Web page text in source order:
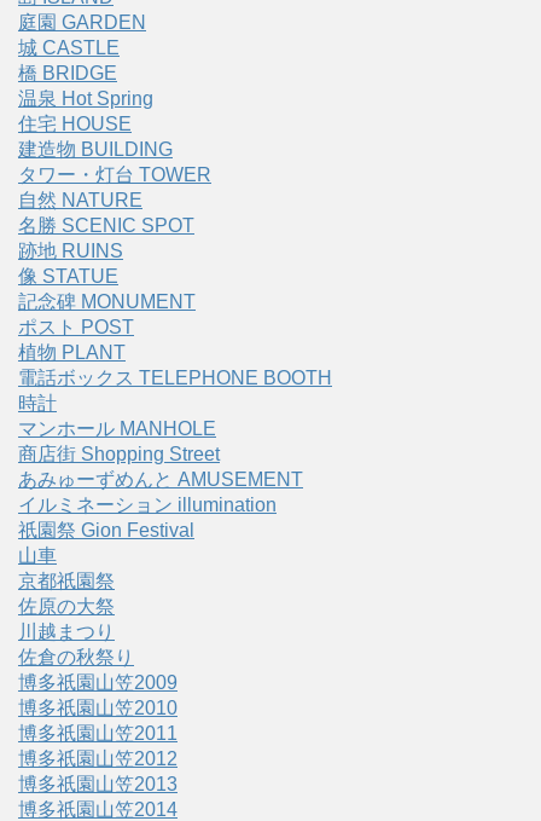
庭園 GARDEN
城 CASTLE
橋 BRIDGE
温泉 Hot Spring
住宅 HOUSE
建造物 BUILDING
タワー・灯台 TOWER
自然 NATURE
名勝 SCENIC SPOT
跡地 RUINS
像 STATUE
記念碑 MONUMENT
ポスト POST
植物 PLANT
電話ボックス TELEPHONE BOOTH
時計
マンホール MANHOLE
商店街 Shopping Street
あみゅーずめんと AMUSEMENT
イルミネーション illumination
祇園祭 Gion Festival
山車
京都祇園祭
佐原の大祭
川越まつり
佐倉の秋祭り
博多祇園山笠2009
博多祇園山笠2010
博多祇園山笠2011
博多祇園山笠2012
博多祇園山笠2013
博多祇園山笠2014